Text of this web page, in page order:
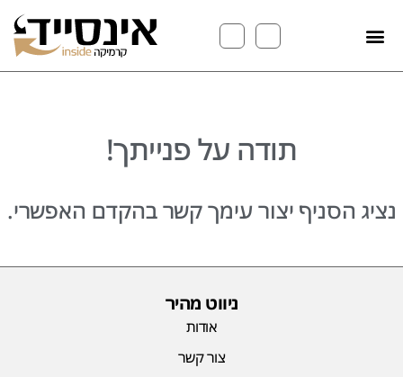
תודה על פנייתך!
נציג הסניף יצור עימך קשר בהקדם האפשרי.
ניווט מהיר
אודות
צור קשר